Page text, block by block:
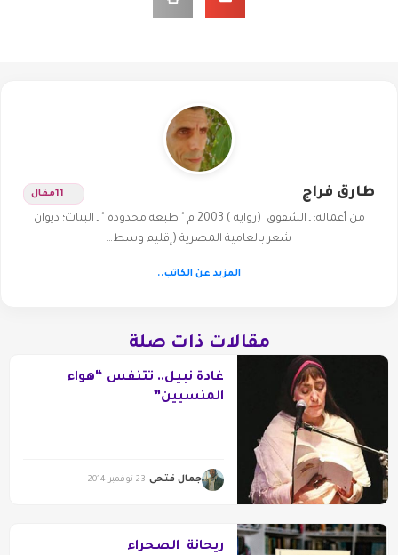
طارق فراج 11مقال
من أعماله: ـ الشقوق (رواية ) 2003 م " طبعة محدودة " ـ البنات؛ ديوان
شعر بالعامية المصرية (إقليم وسط…
المزيد عن الكاتب..
مقالات ذات صلة
غادة نبيل.. تتنفس “هواء
المنسيين”
جمال فتحى 23 نوفمبر 2014
ريحانة الصحراء